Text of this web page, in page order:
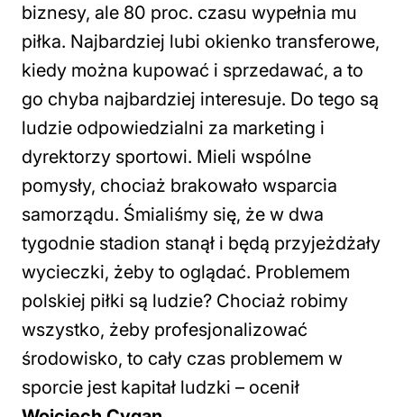
biznesy, ale 80 proc. czasu wypełnia mu
piłka. Najbardziej lubi okienko transferowe,
kiedy można kupować i sprzedawać, a to
go chyba najbardziej interesuje. Do tego są
ludzie odpowiedzialni za marketing i
dyrektorzy sportowi. Mieli wspólne
pomysły, chociaż brakowało wsparcia
samorządu. Śmialiśmy się, że w dwa
tygodnie stadion stanął i będą przyjeżdżały
wycieczki, żeby to oglądać. Problemem
polskiej piłki są ludzie? Chociaż robimy
wszystko, żeby profesjonalizować
środowisko, to cały czas problemem w
sporcie jest kapitał ludzki – ocenił